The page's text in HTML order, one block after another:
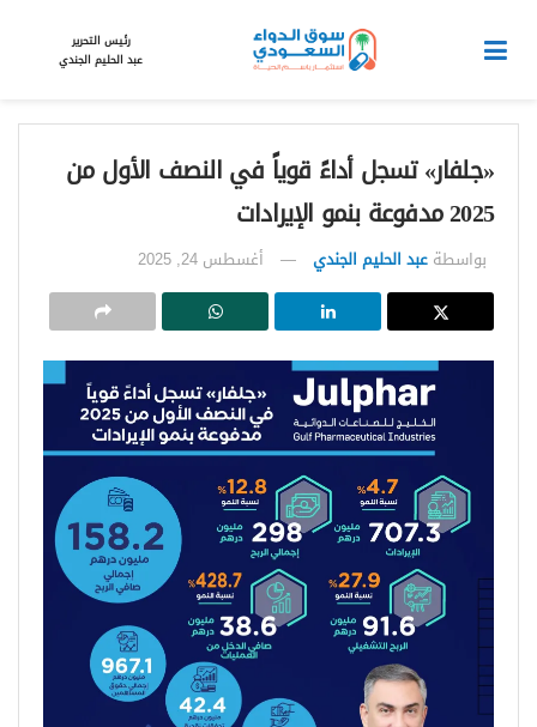
رئيس التحرير
عبد الحليم الجندي
«جلفار» تسجل أداءً قوياً في النصف الأول من
2025 مدفوعة بنمو الإيرادات
بواسطة عبد الحليم الجندي أغسطس 24, 2025